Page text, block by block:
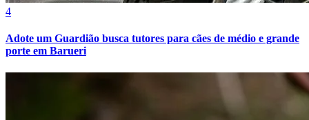
4
Adote um Guardião busca tutores para cães de médio e grande
porte em Barueri